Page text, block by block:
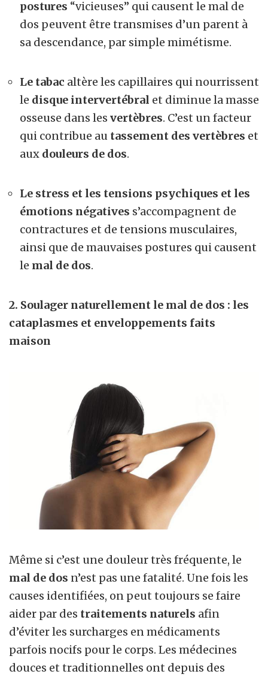
postures “vicieuses” qui causent le mal de
dos peuvent être transmises d’un parent à
sa descendance, par simple mimétisme.
Le tabac altère les capillaires qui nourrissent
le disque intervertébral et diminue la masse
osseuse dans les vertèbres. C’est un facteur
qui contribue au tassement des vertèbres et
aux douleurs de dos.
Le stress et les tensions psychiques et les
émotions négatives s’accompagnent de
contractures et de tensions musculaires,
ainsi que de mauvaises postures qui causent
le mal de dos.
2. Soulager naturellement le mal de dos : les
cataplasmes et enveloppements faits
maison
Même si c’est une douleur très fréquente, le
mal de dos n’est pas une fatalité. Une fois les
causes identifiées, on peut toujours se faire
aider par des traitements naturels afin
d’éviter les surcharges en médicaments
parfois nocifs pour le corps. Les médecines
douces et traditionnelles ont depuis des